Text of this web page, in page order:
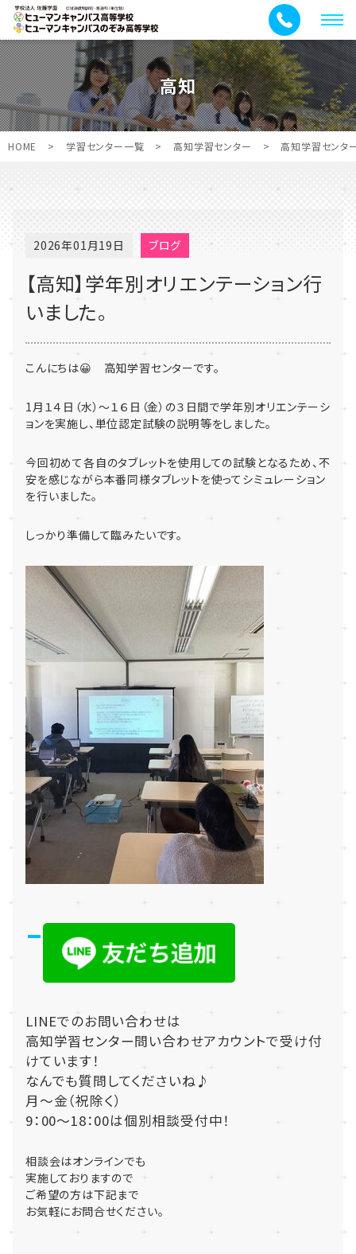
メ
ニ
ュ
ー
高知
HOME > 学習センター一覧 > 高知学習センター > 高知学習センタ
2026年01月19日 ブログ
【高知】学年別オリエンテーション行
いました。
こんにちは😀 高知学習センターです。
1月１４日（水）～１６日（金）の３日間で学年別オリエンテーシ
ョンを実施し、単位認定試験の説明等をしました。
今回初めて各自のタブレットを使用しての試験となるため、不
安を感じながら本番同様タブレットを使ってシミュレーション
を行いました。
しっかり準備して臨みたいです。
LINEでのお問い合わせは
高知学習センター問い合わせアカウントで受け付
けています！
なんでも質問してくださいね♪
月～金（祝除く）
9：00～18：00は個別相談受付中！
相談会はオンラインでも
実施しておりますので
ご希望の方は下記まで
お気軽にお問合せください。